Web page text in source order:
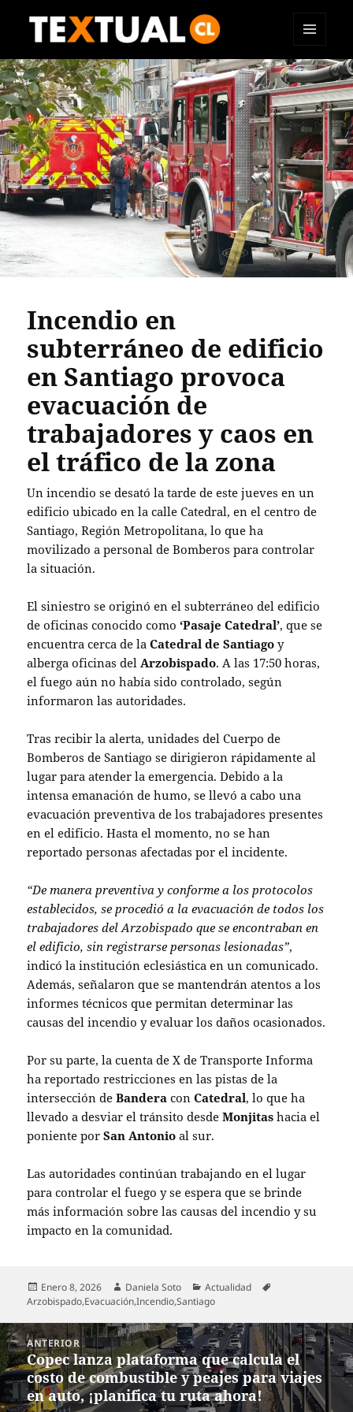
TEXTUAL
Y
WIDGETS
Incendio en
subterráneo de edificio
en Santiago provoca
evacuación de
trabajadores y caos en
el tráfico de la zona
Un incendio se desató la tarde de este jueves en un
edificio ubicado en la calle Catedral, en el centro de
Santiago, Región Metropolitana, lo que ha
movilizado a personal de Bomberos para controlar
la situación.
El siniestro se originó en el subterráneo del edificio
de oficinas conocido como‘Pasaje Catedral’, que se
encuentra cerca de laCatedral de Santiago y
alberga oficinas del Arzobispado. A las 17:50 horas,
el fuego aún no había sido controlado, según
informaron las autoridades.
Tras recibir la alerta, unidades del Cuerpo de
Bomberos de Santiago se dirigieron rápidamente al
lugar para atender la emergencia. Debido a la
intensa emanación de humo, se llevó a cabo una
evacuación preventiva de los trabajadores presentes
en el edificio. Hasta el momento, no se han
reportado personas afectadas por el incidente.
“De manera preventiva y conforme a los protocolos
establecidos, se procedió a la evacuación de todos los
trabajadores del Arzobispado que se encontraban en
el edificio, sin registrarse personas lesionadas”,
indicó la institución eclesiástica en un comunicado.
Además, señalaron que se mantendrán atentos a los
informes técnicos que permitan determinar las
causas del incendio y evaluar los daños ocasionados.
Por su parte, la cuenta de X de Transporte Informa
ha reportado restricciones en las pistas de la
intersección deBandera conCatedral, lo que ha
llevado a desviar el tránsito desdeMonjitas hacia el
poniente porSan Antonio al sur.
Las autoridades continúan trabajando en el lugar
para controlar el fuego y se espera que se brinde
más información sobre las causas del incendio y su
impacto en la comunidad.
Publicado
el
Enero 8, 2026 Autor
Daniela Soto Categorías
Actualidad
Arzobispado,Evacuación,Incendio,Santiago
Navegación
de
entradas
ANTERIOR
Entrada
anterior:
Copec lanza plataforma que calcula el
costo de combustible y peajes para viajes
en auto, ¡planifica tu ruta ahora!